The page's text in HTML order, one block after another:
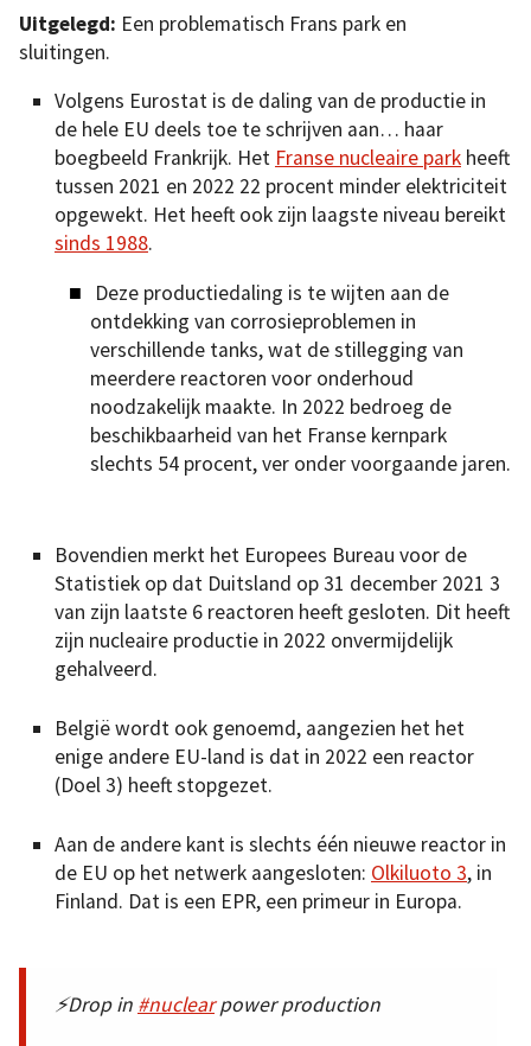
Uitgelegd: Een problematisch Frans park en
sluitingen.
Volgens Eurostat is de daling van de productie in
de hele EU deels toe te schrijven aan… haar
boegbeeld Frankrijk. Het Franse nucleaire park heeft
tussen 2021 en 2022 22 procent minder elektriciteit
opgewekt. Het heeft ook zijn laagste niveau bereikt
sinds 1988.
Deze productiedaling is te wijten aan de
ontdekking van corrosieproblemen in
verschillende tanks, wat de stillegging van
meerdere reactoren voor onderhoud
noodzakelijk maakte. In 2022 bedroeg de
beschikbaarheid van het Franse kernpark
slechts 54 procent, ver onder voorgaande jaren.
Bovendien merkt het Europees Bureau voor de
Statistiek op dat Duitsland op 31 december 2021 3
van zijn laatste 6 reactoren heeft gesloten. Dit heeft
zijn nucleaire productie in 2022 onvermijdelijk
gehalveerd.
België wordt ook genoemd, aangezien het het
enige andere EU-land is dat in 2022 een reactor
(Doel 3) heeft stopgezet.
Aan de andere kant is slechts één nieuwe reactor in
de EU op het netwerk aangesloten: Olkiluoto 3, in
Finland. Dat is een EPR, een primeur in Europa.
⚡Drop in #nuclearpower production